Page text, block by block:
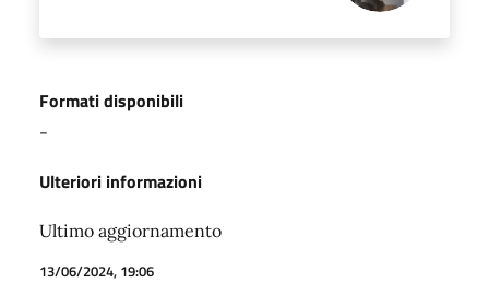
Formati disponibili
-
Ulteriori informazioni
Ultimo aggiornamento
13/06/2024, 19:06